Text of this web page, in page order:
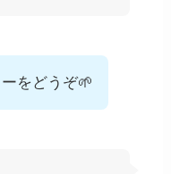
をどうぞ🌱